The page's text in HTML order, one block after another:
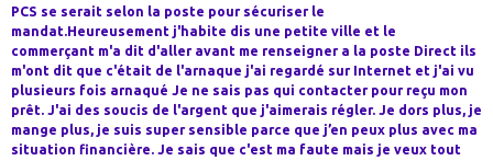
PCS se serait selon la poste pour sécuriser le
mandat.Heureusement j'habite dis une petite ville et le
commerçant m'a dit d'aller avant me renseigner a la poste Direct ils
m'ont dit que c'était de l'arnaque j'ai regardé sur Internet et j'ai vu
plusieurs fois arnaqué Je ne sais pas qui contacter pour reçu mon
prêt. J'ai des soucis de l'argent que j'aimerais régler. Je dors plus, je
mange plus, je suis super sensible parce que j’en peux plus avec ma
situation financière. Je sais que c'est ma faute mais je veux tout